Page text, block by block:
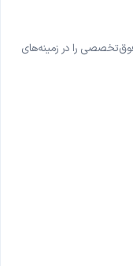
مهرشهر) کرج
را در زمینه‌های